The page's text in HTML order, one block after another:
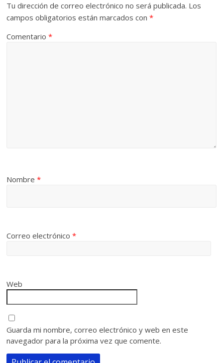
Tu dirección de correo electrónico no será publicada. Los
campos obligatorios están marcados con*
Comentario*
Nombre*
Correo electrónico*
Web
Guarda mi nombre, correo electrónico y web en este
navegador para la próxima vez que comente.